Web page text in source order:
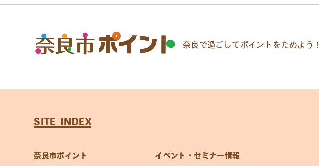
奈良で過ごしてポイントをためよう！
SITE INDEX
奈良市ポイント イベント・セミナー情報